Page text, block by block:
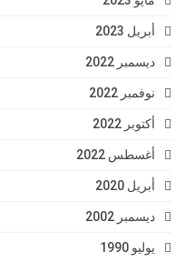
أبريل 2023
ديسمبر 2022
نوفمبر 2022
أكتوبر 2022
أغسطس 2022
أبريل 2020
ديسمبر 2002
يوليو 1990